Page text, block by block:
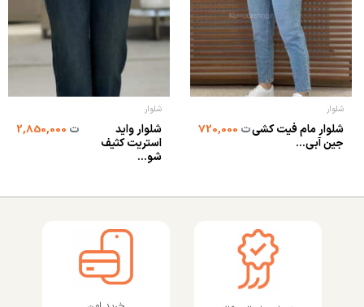
شلوار
شلوار مام فیت کشی
جین آبی...
ت720,000
شلوار
شلوار واید
استریت کثیف
شو...
ت2,850,000